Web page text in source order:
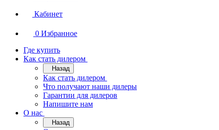
Кабинет
0 Избранное
Где купить
Как стать дилером
Назад
Как стать дилером
Что получают наши дилеры
Гарантии для дилеров
Напишите нам
О нас
Назад